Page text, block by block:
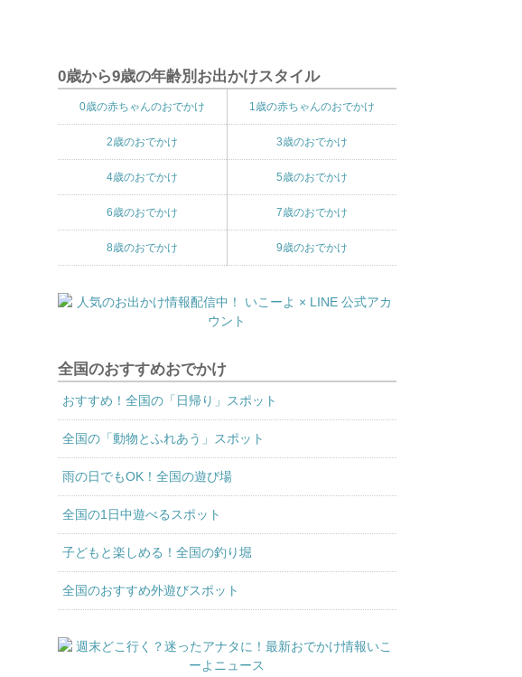
0歳から9歳の年齢別お出かけスタイル
0歳の赤ちゃんのおでかけ 1歳の赤ちゃんのおでかけ
2歳のおでかけ 3歳のおでかけ
4歳のおでかけ 5歳のおでかけ
6歳のおでかけ 7歳のおでかけ
8歳のおでかけ 9歳のおでかけ
全国のおすすめおでかけ
おすすめ！全国の「日帰り」スポット
全国の「動物とふれあう」スポット
雨の日でもOK！全国の遊び場
全国の1日中遊べるスポット
子どもと楽しめる！全国の釣り堀
全国のおすすめ外遊びスポット